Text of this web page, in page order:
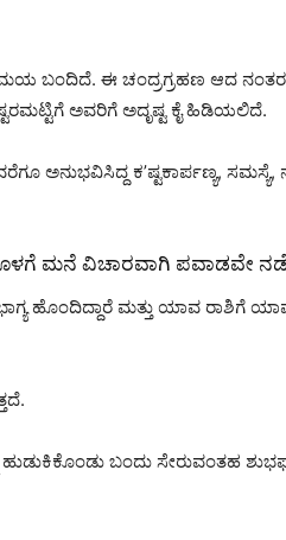
ಸಮಯ ಬಂದಿದೆ. ಈ ಚಂದ್ರಗ್ರಹಣ ಆದ
ಅವರಿಗೆ ಅದೃಷ್ಟ ಕೈ ಹಿಡಿಯಲಿದೆ.
ಅನುಭವಿಸಿದ್ದ ಕ’ಷ್ಟಕಾರ್ಪಣ್ಯ, ಸಮಸ್ಯೆ,
ಮನೆ ವಿಚಾರವಾಗಿ ಪವಾಡವೇ
ಹೊಂದಿದ್ದಾರೆ ಮತ್ತು ಯಾವ ರಾಶಿಗೆ
ಬಂದು ಸೇರುವಂತಹ